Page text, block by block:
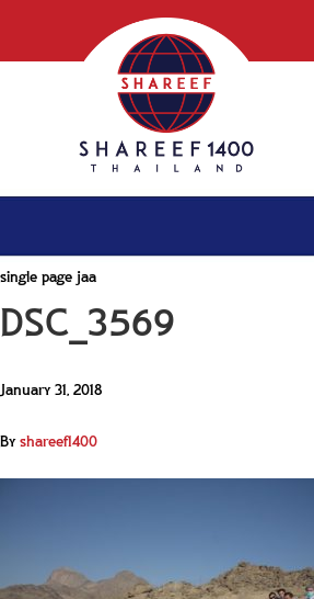
single page jaa
DSC_3569
January 31, 2018
Byshareef1400